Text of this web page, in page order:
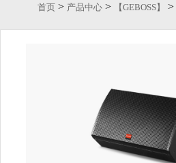
首页 > 产品中心 > 【GEBOSS】 >